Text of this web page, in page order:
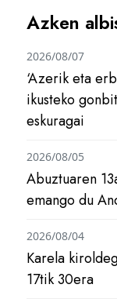
Azken
‘Azerik eta
ikusteko
eskuragai
2026/08/07
Abuztuaren
emango du
2026/08/05
Karela
17tik 30era
2026/08/04